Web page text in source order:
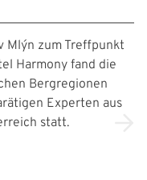
Mlýn zum Treffpunkt
Harmony fand die
Bergregionen
Experten aus
statt.